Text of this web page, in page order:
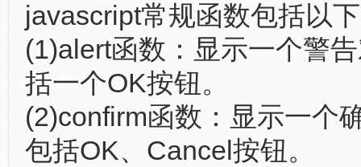
javascript常规函数包括以
(1)alert函数：显示一个警
括一个OK按钮。
(2)confirm函数：显示一个
包括OK、Cancel按钮。